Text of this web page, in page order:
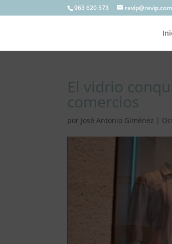
963 620 573 revip@revip.com
El vidrio
comercios
por José Antonio Giménez |